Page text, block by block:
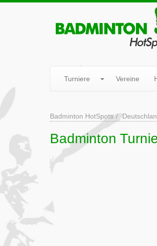
Turniere Vereine
Badminton HotSpots
Badminton